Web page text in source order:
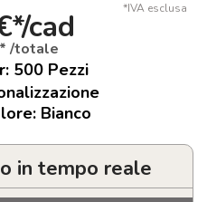
*IVA esclusa
cad
/totale
500 Pezzi
Bianco
in tempo reale